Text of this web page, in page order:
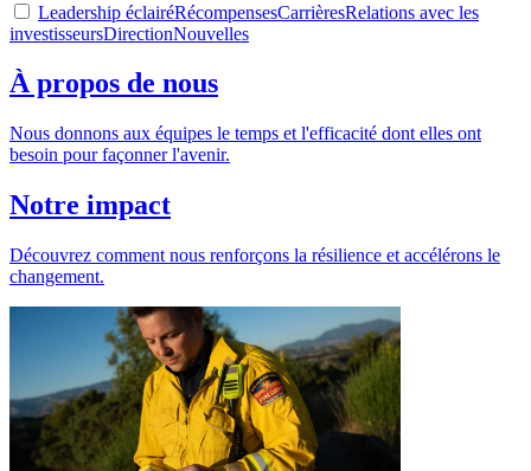
Leadership éclairéRécompensesCarrièresRelations avec les
investisseursDirectionNouvelles
À propos de nous
Nous donnons aux équipes le temps et l'efficacité dont elles ont
besoin pour façonner l'avenir.
Notre impact
Découvrez comment nous renforçons la résilience et accélérons le
changement.